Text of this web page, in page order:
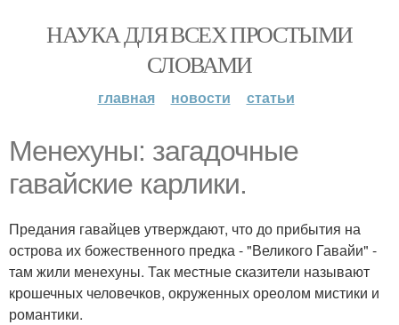
НАУКА ДЛЯ ВСЕХ ПРОСТЫМИ
СЛОВАМИ
главная новости статьи
Менехуны: загадочные
гавайские карлики.
Предания гавайцев утверждают, что до прибытия на
острова их божественного предка - "Великого Гавайи" -
там жили менехуны. Так местные сказители называют
крошечных человечков, окруженных ореолом мистики и
романтики.